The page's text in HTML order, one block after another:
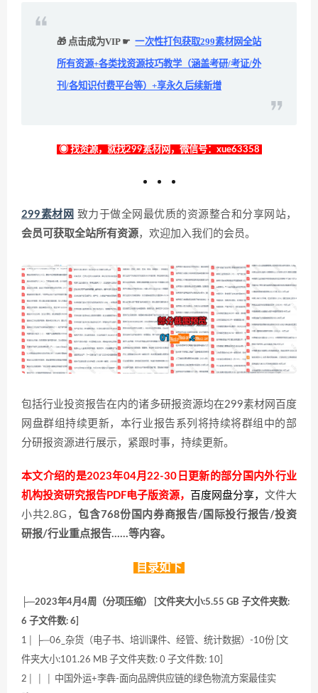
🎁 点击成为VIP ☛ 一次性打包获取299素材网全站
所有资源+各类找资源技巧教学（涵盖考研/考证/外
刊/各知识付费平台等）+享永久后续新增
◉ 找资源，就找299素材网，微信号：xue63358
299素材网 致力于做全网最优质的资源整合和分享网站，
会员可获取全站所有资源，欢迎加入我们的会员。
包括行业投资报告在内的诸多研报资源均在299素材网百度
网盘群组持续更新，本行业报告系列将持续将群组中的部
分研报资源进行展示，紧跟时事，持续更新。
本文介绍的是2023年04月22-30日更新的部分国内外行业
机构投资研究报告PDF电子版资源， 百度网盘分享， 文件大
小共2.8G，包含768份国内券商报告/国际投行报告/投资
研报/行业重点报告……等内容。
目录如下
├─2023年4月4周（分项压缩） [文件夹大小:5.55 GB 子文件夹数:
6 子文件数: 6]
1│ ├─06_杂货（电子书、培训课件、经管、统计数据）-10份 [文
件夹大小:101.26 MB 子文件夹数: 0 子文件数: 10]
2│ │ │ 中国外运+李犇-面向品牌供应链的绿色物流方案最佳实